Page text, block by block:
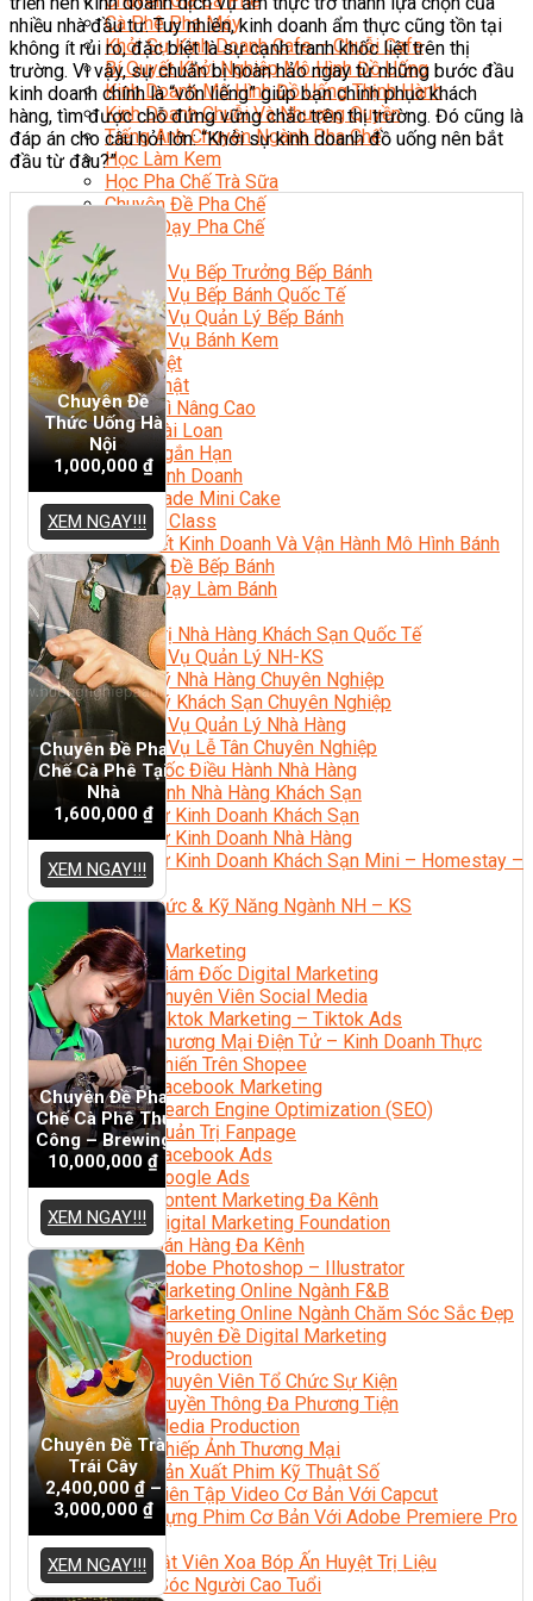
Cà Phê Pha Máy
Khởi Sự Kinh Doanh Cafe – Chuỗi Cafe
Bí Quyết Khởi Nghiệp Mô Hình Đồ Uống
Kinh Doanh Mô Hình Đồ Uống Thịnh Hành
Kinh Doanh Chuỗi Và Nhượng Quyền
Tiếng Anh Chuyên Ngành Pha Chế
Học Làm Kem
Học Pha Chế Trà Sữa
Chuyên Đề Pha Chế
Video Dạy Pha Chế
Làm Bánh
Nghiệp Vụ Bếp Trưởng Bếp Bánh
Nghiệp Vụ Bếp Bánh Quốc Tế
Nghiệp Vụ Quản Lý Bếp Bánh
Nghiệp Vụ Bánh Kem
Bánh Việt
Bánh Nhật
Bánh Mì Nâng Cao
Bánh Đài Loan
Bánh Ngắn Hạn
Bánh Kinh Doanh
Handmade Mini Cake
Master Class
Bí Quyết Kinh Doanh Và Vận Hành Mô Hình Bánh
Chuyên Đề Bếp Bánh
Video Dạy Làm Bánh
Quản Trị NHKS
Quản Trị Nhà Hàng Khách Sạn Quốc Tế
Nghiệp Vụ Quản Lý NH-KS
Quản Lý Nhà Hàng Chuyên Nghiệp
Quản Lý Khách Sạn Chuyên Nghiệp
Nghiệp Vụ Quản Lý Nhà Hàng
Nghiệp Vụ Lễ Tân Chuyên Nghiệp
Giám Đốc Điều Hành Nhà Hàng
Tiếng Anh Nhà Hàng Khách Sạn
Khởi Sự Kinh Doanh Khách Sạn
Khởi Sự Kinh Doanh Nhà Hàng
Khởi Sự Kinh Doanh Khách Sạn Mini – Homestay –
AirBnB
Kiến Thức & Kỹ Năng Ngành NH – KS
Marketing
Digital Marketing
Giám Đốc Digital Marketing
Chuyên Viên Social Media
Tiktok Marketing – Tiktok Ads
Thương Mại Điện Tử – Kinh Doanh Thực
Chiến Trên Shopee
Facebook Marketing
Search Engine Optimization (SEO)
Quản Trị Fanpage
Facebook Ads
Google Ads
Content Marketing Đa Kênh
Digital Marketing Foundation
Bán Hàng Đa Kênh
Adobe Photoshop – Illustrator
Marketing Online Ngành F&B
Marketing Online Ngành Chăm Sóc Sắc Đẹp
Chuyên Đề Digital Marketing
Media Production
Chuyên Viên Tổ Chức Sự Kiện
Truyền Thông Đa Phương Tiện
Media Production
Nhiếp Ảnh Thương Mại
Sản Xuất Phim Kỹ Thuật Số
Biên Tập Video Cơ Bản Với Capcut
Dựng Phim Cơ Bản Với Adobe Premiere Pro
Sức Khỏe
Kỹ Thuật Viên Xoa Bóp Ấn Huyệt Trị Liệu
Chăm Sóc Người Cao Tuổi
nhiều nhà đầu tư. Tuy nhiên, kinh doanh ẩm thực cũng tồn tại
không ít rủi ro, đặc biệt là sự cạnh tranh khốc liệt trên thị
trường. Vì vậy, sự chuẩn bị hoàn hảo ngay từ những bước đầu
kinh doanh chính là “vốn liếng” giúp bạn chinh phục khách
hàng, tìm được chỗ đứng vững chắc trên thị trường. Đó cũng là
đáp án cho câu hỏi lớn: “Khởi sự kinh doanh đồ uống nên bắt
đầu từ đâu?”
Chuyên Đề
Thức Uống Hà
Nội
1,000,000 ₫
XEM NGAY!!!
Chuyên Đề Pha
Chế Cà Phê Tại
Nhà
1,600,000 ₫
XEM NGAY!!!
Chuyên Đề Pha
Chế Cà Phê Thủ
Công – Brewing
10,000,000 ₫
XEM NGAY!!!
Chuyên Đề Trà
Trái Cây
2,400,000₫–
3,000,000 ₫
XEM NGAY!!!